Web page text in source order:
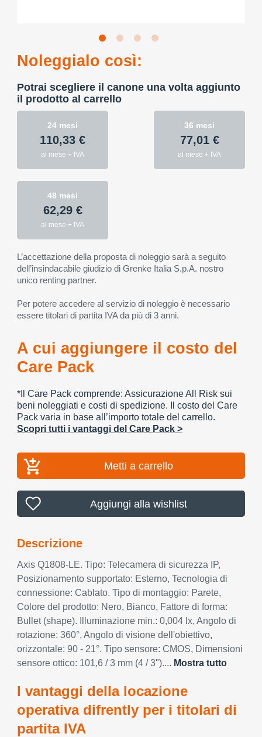
Noleggialo così:
Potrai scegliere il canone una volta aggiunto
il prodotto al carrello
24 mesi
110,33 €
al mese + IVA
36 mesi
77,01 €
al mese + IVA
48 mesi
62,29 €
al mese + IVA
L’accettazione della proposta di noleggio sarà a seguito
dell’insindacabile giudizio di Grenke Italia S.p.A. nostro
unico renting partner.
Per potere accedere al servizio di noleggio è necessario
essere titolari di partita IVA da più di 3 anni.
A cui aggiungere il costo del
Care Pack
*Il Care Pack comprende: Assicurazione All Risk sui
beni noleggiati e costi di spedizione. Il costo del Care
Pack varia in base all’importo totale del carrello.
Scopri tutti i vantaggi del Care Pack >
Metti a carrello
Aggiungi alla wishlist
Descrizione
Axis Q1808-LE. Tipo: Telecamera di sicurezza IP,
Posizionamento supportato: Esterno, Tecnologia di
connessione: Cablato. Tipo di montaggio: Parete,
Colore del prodotto: Nero, Bianco, Fattore di forma:
Bullet (shape). Illuminazione min.: 0,004 lx, Angolo di
rotazione: 360°, Angolo di visione dell'obiettivo,
orizzontale: 90 - 21°. Tipo sensore: CMOS, Dimensioni
sensore ottico: 101,6 / 3 mm (4 / 3").... Mostra tutto
I vantaggi della locazione
operativa difrently per i titolari di
partita IVA